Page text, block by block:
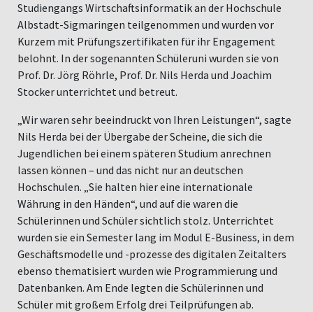
Studiengangs Wirtschaftsinformatik an der Hochschule
Albstadt-Sigmaringen teilgenommen und wurden vor
Kurzem mit Prüfungszertifikaten für ihr Engagement
belohnt. In der sogenannten Schüleruni wurden sie von
Prof. Dr. Jörg Röhrle, Prof. Dr. Nils Herda und Joachim
Stocker unterrichtet und betreut.
„Wir waren sehr beeindruckt von Ihren Leistungen“, sagte
Nils Herda bei der Übergabe der Scheine, die sich die
Jugendlichen bei einem späteren Studium anrechnen
lassen können – und das nicht nur an deutschen
Hochschulen. „Sie halten hier eine internationale
Währung in den Händen“, und auf die waren die
Schülerinnen und Schüler sichtlich stolz. Unterrichtet
wurden sie ein Semester lang im Modul E-Business, in dem
Geschäftsmodelle und -prozesse des digitalen Zeitalters
ebenso thematisiert wurden wie Programmierung und
Datenbanken. Am Ende legten die Schülerinnen und
Schüler mit großem Erfolg drei Teilprüfungen ab.